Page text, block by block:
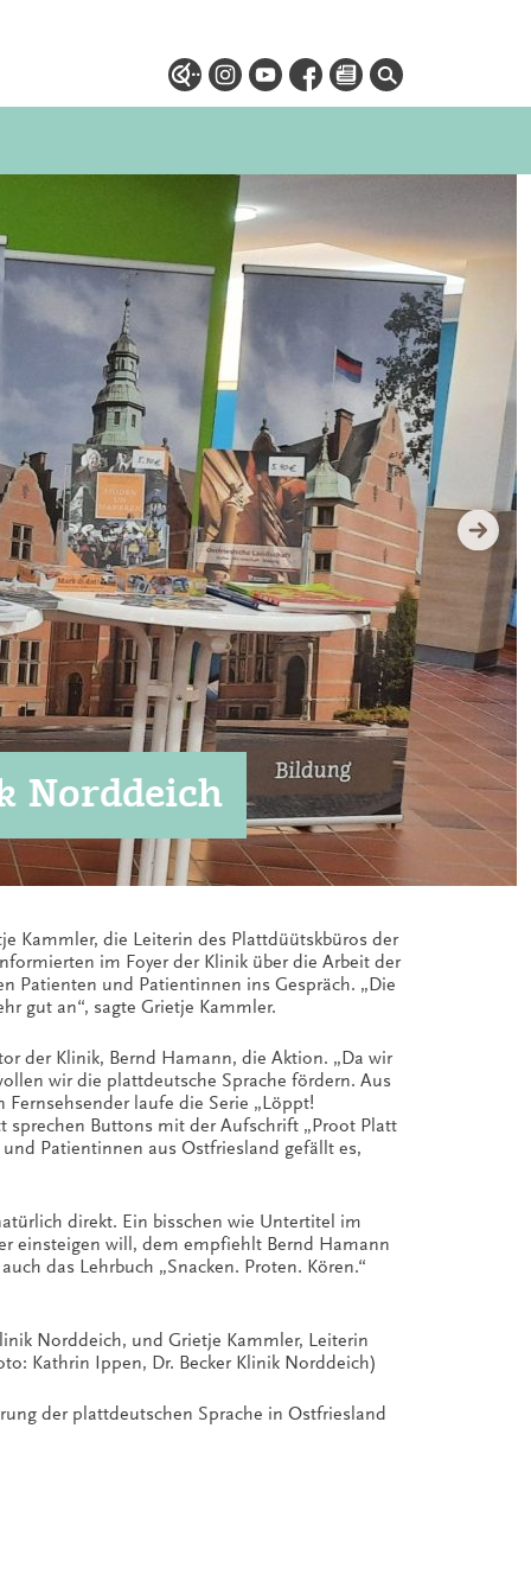
Norddeich
Kammler, die Leiterin des Plattdüütskbüros der
im Foyer der Klinik über die Arbeit der
Patienten und Patientinnen ins Gespräch. „Die
gut an“, sagte Grietje Kammler.
der Klinik, Bernd Hamann, die Aktion. „Da wir
wir die plattdeutsche Sprache fördern. Aus
laufe die Serie „Löppt!
Buttons mit der Aufschrift „Proot Platt
Patientinnen aus Ostfriesland gefällt es,
direkt. Ein bisschen wie Untertitel im
einsteigen will, dem empfiehlt Bernd Hamann
das Lehrbuch „Snacken. Proten. Kören.“
Norddeich, und Grietje Kammler, Leiterin
Kathrin Ippen, Dr. Becker Klinik Norddeich)
der plattdeutschen Sprache in Ostfriesland